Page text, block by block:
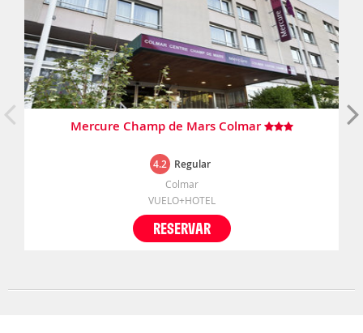
Mercure Champ de Mars Colmar
4.2 Regular
Colmar
VUELO+HOTEL
RESERVAR